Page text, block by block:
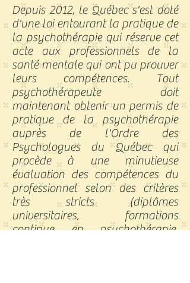
Depuis 2012, le Québec s'est doté
d'une loi entourant la pratique de
la psychothérapie qui réserve cet
acte aux professionnels de la
santé mentale qui ont pu prouver
leurs compétences. Tout
psychothérapeute doit
maintenant obtenir un permis de
pratique de la psychothérapie
auprès de l'Ordre des
Psychologues du Québec qui
procède à une minutieuse
évaluation des compétences du
professionnel selon des critères
très stricts (diplômes
universitaires, formations
continue en psychothérapie,